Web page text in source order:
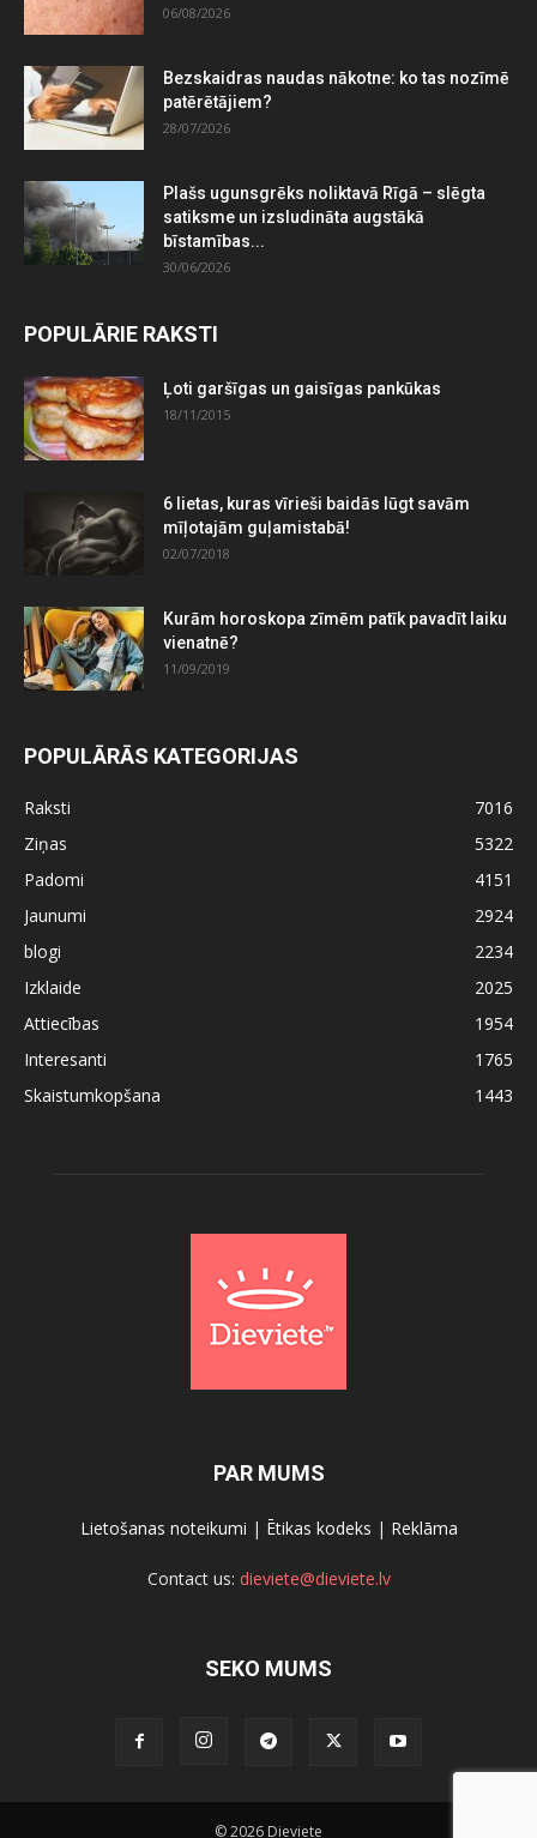
06/08/2026
Bezskaidras naudas nākotne: ko tas nozīmē
patērētājiem?
28/07/2026
Plašs ugunsgrēks noliktavā Rīgā – slēgta
satiksme un izsludināta augstākā
bīstamības...
30/06/2026
POPULĀRIE RAKSTI
Ļoti garšīgas un gaisīgas pankūkas
18/11/2015
6 lietas, kuras vīrieši baidās lūgt savām
mīļotajām guļamistabā!
02/07/2018
Kurām horoskopa zīmēm patīk pavadīt laiku
vienatnē?
11/09/2019
POPULĀRĀS KATEGORIJAS
Raksti
7016
Ziņas
5322
Padomi
4151
Jaunumi
2924
blogi
2234
Izklaide
2025
Attiecības
1954
Interesanti
1765
Skaistumkopšana
1443
PAR MUMS
Lietošanas noteikumi | Ētikas kodeks | Reklāma
Contact us: dieviete@dieviete.lv
SEKO MUMS
© 2026 Dieviete